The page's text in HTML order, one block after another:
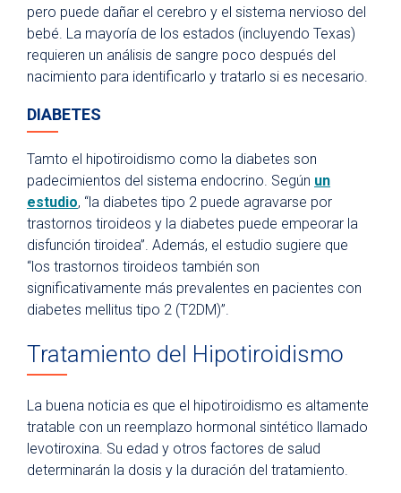
pero puede dañar el cerebro y el sistema nervioso del
bebé. La mayoría de los estados (incluyendo Texas)
requieren un análisis de sangre poco después del
nacimiento para identificarlo y tratarlo si es necesario.
DIABETES
Tamto el hipotiroidismo como la diabetes son
padecimientos del sistema endocrino. Según un
estudio, “la diabetes tipo 2 puede agravarse por
trastornos tiroideos y la diabetes puede empeorar la
disfunción tiroidea”. Además, el estudio sugiere que
“los trastornos tiroideos también son
significativamente más prevalentes en pacientes con
diabetes mellitus tipo 2 (T2DM)”.
Tratamiento del Hipotiroidismo
La buena noticia es que el hipotiroidismo es altamente
tratable con un reemplazo hormonal sintético llamado
levotiroxina. Su edad y otros factores de salud
determinarán la dosis y la duración del tratamiento.